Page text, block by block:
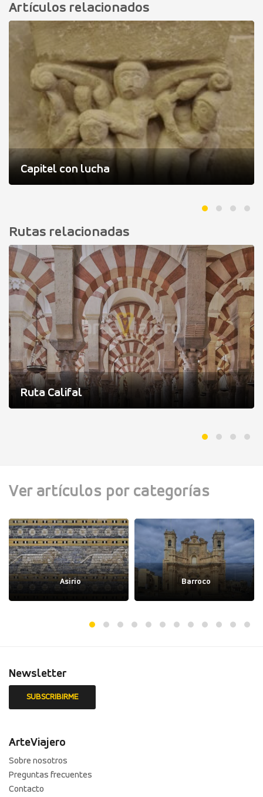
Artículos relacionados
Capitel con lucha
Rutas relacionadas
Ruta Califal
Ver artículos por categorías
Asirio Barroco
Newsletter
ArteViajero
Sobre nosotros
Preguntas frecuentes
Contacto